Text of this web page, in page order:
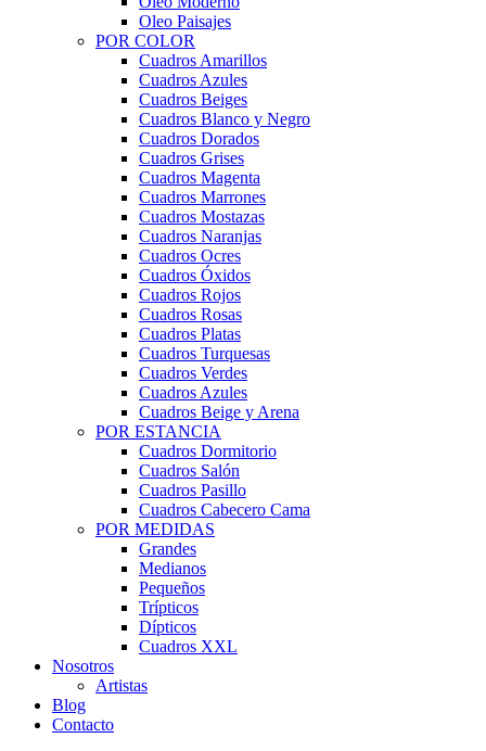
Oleo Paisajes
POR COLOR
Cuadros Amarillos
Cuadros Azules
Cuadros Beiges
Cuadros Blanco y Negro
Cuadros Dorados
Cuadros Grises
Cuadros Magenta
Cuadros Marrones
Cuadros Mostazas
Cuadros Naranjas
Cuadros Ocres
Cuadros Óxidos
Cuadros Rojos
Cuadros Rosas
Cuadros Platas
Cuadros Turquesas
Cuadros Verdes
Cuadros Azules
Cuadros Beige y Arena
POR ESTANCIA
Cuadros Dormitorio
Cuadros Salón
Cuadros Pasillo
Cuadros Cabecero Cama
POR MEDIDAS
Grandes
Medianos
Pequeños
Trípticos
Dípticos
Cuadros XXL
Nosotros
Artistas
Blog
Contacto